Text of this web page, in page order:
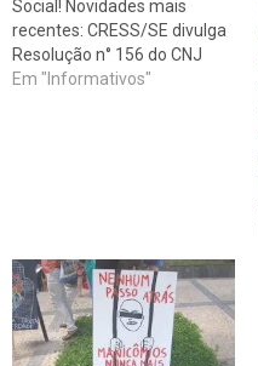
Social! Novidades mais
recentes: CRESS/SE divulga
Resolução n° 156 do CNJ
RESOLUÇÃO Nº 156, DE 8 DE
Em "Informativos"